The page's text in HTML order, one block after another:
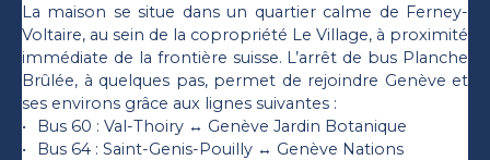
La maison se situe dans un quartier calme de Ferney-
Voltaire, au sein de la copropriété Le Village, à proximité
immédiate de la frontière suisse. L’arrêt de bus Planche
Brûlée, à quelques pas, permet de rejoindre Genève et
ses environs grâce aux lignes suivantes :
Bus 60 : Val-Thoiry ↔ Genève Jardin Botanique
Bus 64 : Saint-Genis-Pouilly ↔ Genève Nations